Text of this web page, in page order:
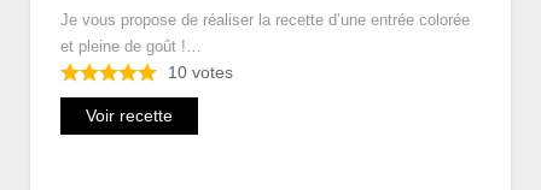
Je vous propose de réaliser la recette d’une entrée colorée
et pleine de goût !…
10 votes
Voir recette